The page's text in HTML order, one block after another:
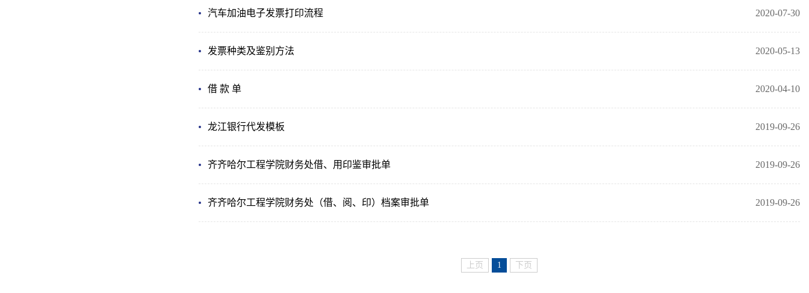
2020-07-30
汽车加油电子发票打印流程
2020-05-13
发票种类及鉴别方法
2020-04-10
借 款 单
2019-09-26
龙江银行代发模板
2019-09-26
齐齐哈尔工程学院财务处借、用印鉴审批单
2019-09-26
齐齐哈尔工程学院财务处（借、阅、印）档案审批单
上页 1 下页